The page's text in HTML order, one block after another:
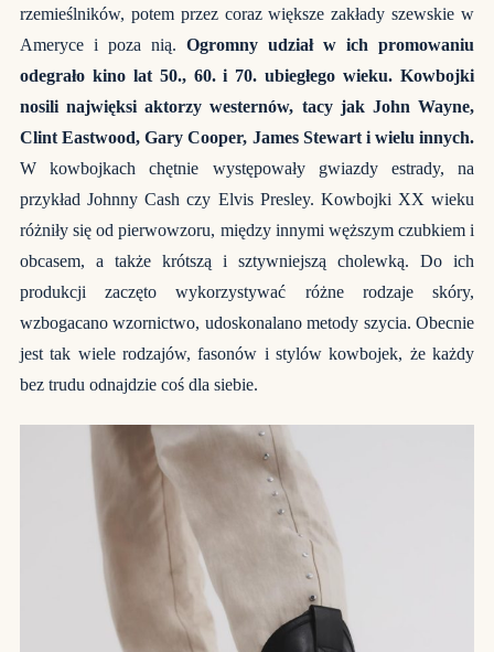
rzemieślników, potem przez coraz większe zakłady szewskie w
Ameryce i poza nią. Ogromny udział w ich promowaniu
odegrało kino lat 50., 60. i 70. ubiegłego wieku. Kowbojki
nosili najwięksi aktorzy westernów, tacy jak John Wayne,
Clint Eastwood, Gary Cooper, James Stewart i wielu innych.
W kowbojkach chętnie występowały gwiazdy estrady, na
przykład Johnny Cash czy Elvis Presley. Kowbojki XX wieku
różniły się od pierwowzoru, między innymi węższym czubkiem i
obcasem, a także krótszą i sztywniejszą cholewką. Do ich
produkcji zaczęto wykorzystywać różne rodzaje skóry,
wzbogacano wzornictwo, udoskonalano metody szycia. Obecnie
jest tak wiele rodzajów, fasonów i stylów kowbojek, że każdy
bez trudu odnajdzie coś dla siebie.